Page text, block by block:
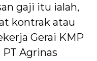
gaji itu ialah,
kontrak atau
Gerai KMP
Agrinas